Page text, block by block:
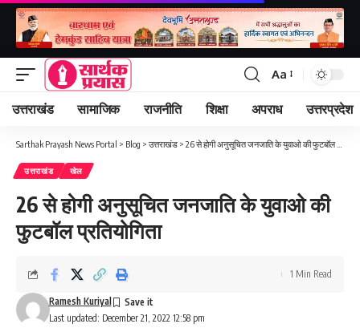
Font
Resizer
Aa
उत्तराखंड सामाजिक राजनीति शिक्षा अपराध उत्तरप्रदेश
Sarthak Prayash News Portal > Blog > उत्तराखंड > 26 से होगी अनुसूचित जनजाति के युवाओ की फुटबॉल प्रतियोगिता
उत्तराखंड खेल
26 से होगी अनुसूचित जनजाति के युवाओ की
फुटबॉल प्रतियोगिता
Last updated: December 21, 2022 12:58 pm
Ramesh Kuriyal
1 Min Read